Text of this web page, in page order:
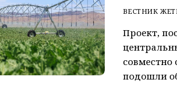
ВЕСТНИК
Проект,
совместно
подошли